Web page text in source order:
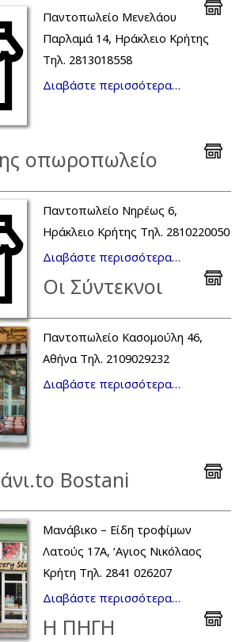
Παντοπωλείο Μενελάου
Παρλαμά 14, Ηράκλειο Κρήτης
Τηλ. 2813018558
Διαβάστε περισσότερα…
οπωροπωλείο
Παντοπωλείο Νηρέως 6,
Ηράκλειο Κρήτης Τηλ. 2810220050
Διαβάστε περισσότερα…
Οι Σύντεκνοι
Παντοπωλείο Κασομούλη 46,
Αθήνα Τηλ. 2109029232
Διαβάστε περισσότερα…
Bostani
Μανάβικο – Είδη τροφίμων
Λατούς 17Α, ‘Αγιος Νικόλαος
Κρήτη Τηλ. 2841 026207
Διαβάστε περισσότερα…
Η ΠΗΓΗ